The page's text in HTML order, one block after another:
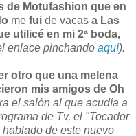
de Motufashion que en
me fui de vacas a Las
utilicé en mi 2ª boda,
enlace pinchando aquí).
otro que una melena
mis amigos de Oh
el salón al que acudía a
de Tv, el "Tocador
de este nuevo